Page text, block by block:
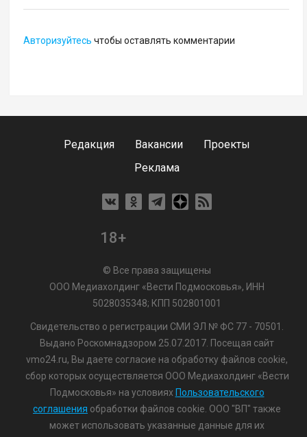
Авторизуйтесь чтобы оставлять комментарии
Редакция Вакансии
Проекты
Реклама
18+
© Все права защищены
ООО Медиахолдинг «Вести Подмосковья», ИНН
5028035348; КПП 502801001
Свидетельство о регистрации СМИ ЭЛ № ФС 77 - 70501.
Выдано Роскомнадзором 25.07.2017. Посещая сайт
vmo24.ru, Вы даете согласие на обработку файлов cookie,
сбор которых осуществляется ООО Медиахолдинг «Вести
Подмосковья» на условиях Пользовательского
соглашения обработки файлов cookie. ООО "ВП" также
может использовать указанные данные для их